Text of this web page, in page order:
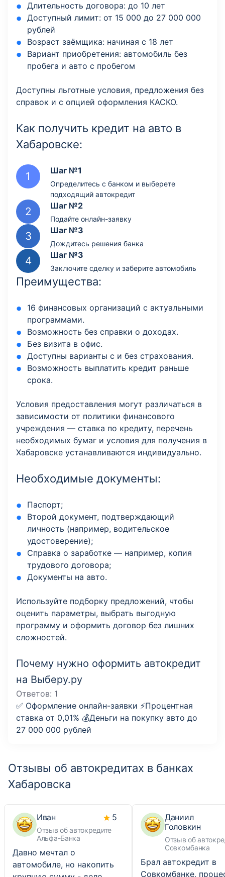
Длительность договора: до 10 лет
Доступный лимит: от 15 000 до 27 000 000
рублей
Возраст заёмщика: начиная с 18 лет
Вариант приобретения: автомобиль без
пробега и авто с пробегом
Доступны льготные условия, предложения без
справок и с опцией оформления КАСКО.
Как получить кредит на авто в
Хабаровске:
Шаг №1
Определитесь с банком и выберете
подходящий автокредит
Шаг №2
Подайте онлайн-заявку
Шаг №3
Дождитесь решения банка
Шаг №3
Заключите сделку и заберите автомобиль
Преимущества:
16 финансовых организаций с актуальными
программами.
Возможность без справки о доходах.
Без визита в офис.
Доступны варианты с и без страхования.
Возможность выплатить кредит раньше
срока.
Условия предоставления могут различаться в
зависимости от политики финансового
учреждения — ставка по кредиту, перечень
необходимых бумаг и условия для получения в
Хабаровске устанавливаются индивидуально.
Необходимые документы:
Паспорт;
Второй документ, подтверждающий
личность (например, водительское
удостоверение);
Справка о заработке — например, копия
трудового договора;
Документы на авто.
Используйте подборку предложений, чтобы
оценить параметры, выбрать выгодную
программу и оформить договор без лишних
сложностей.
Почему нужно оформить автокредит
на Выберу.ру
Ответов: 1
✅ Оформление онлайн-заявки ⚡️Процентная
ставка от 0,01% 💰Деньги на покупку авто до
27 000 000 рублей
Отзывы об автокредитах в банках
Хабаровска
Иван
Отзыв об автокредите
Альфа-Банка
5
Давно мечтал о
автомобиле, но накопить
Даниил
Головкин
Отзыв об
Совкомбанка
Брал автокредит в
Совкомбанке,